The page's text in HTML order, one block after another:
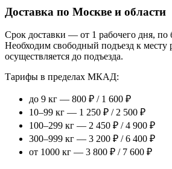
Доставка по Москве и области
Срок доставки — от 1 рабочего дня, по
Необходим свободный подъезд к месту
осуществляется до подъезда.
Тарифы в пределах МКАД:
до 9 кг — 800 ₽ / 1 600 ₽
10–99 кг — 1 250 ₽ / 2 500 ₽
100–299 кг — 2 450 ₽ / 4 900 ₽
300–999 кг — 3 200 ₽ / 6 400 ₽
от 1000 кг — 3 800 ₽ / 7 600 ₽